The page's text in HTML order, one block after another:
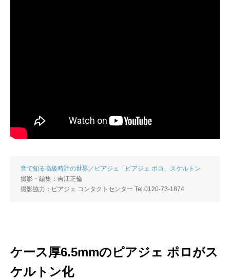
音で知る高級時計の世界／ピアジェ「ピアジェ ポロ」スケルトン
撮影・編集：吉江正倫
撮影協力：ピアジェ コンタクトセンター Tel.0120-73-1874
ケース厚6.5mmのピアジェ ポロがス
ケルトン化